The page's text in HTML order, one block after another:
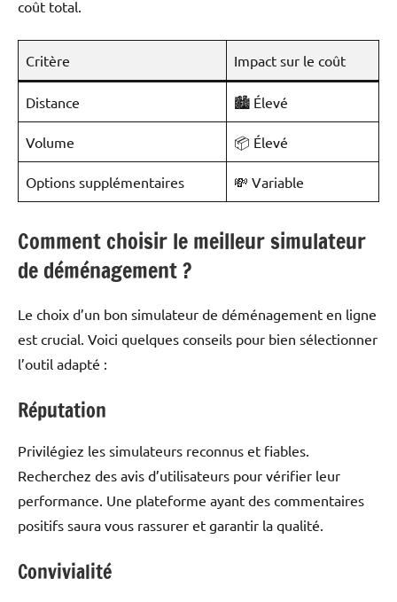
coût total.
Critère Impact sur le coût
Distance 🏙️ Élevé
Volume 📦 Élevé
Options supplémentaires 💸 Variable
Comment choisir le meilleur simulateur
de déménagement ?
Le choix d’un bon simulateur de déménagement en ligne
est crucial. Voici quelques conseils pour bien sélectionner
l’outil adapté :
Réputation
Privilégiez les simulateurs reconnus et fiables.
Recherchez des avis d’utilisateurs pour vérifier leur
performance. Une plateforme ayant des commentaires
positifs saura vous rassurer et garantir la qualité.
Convivialité